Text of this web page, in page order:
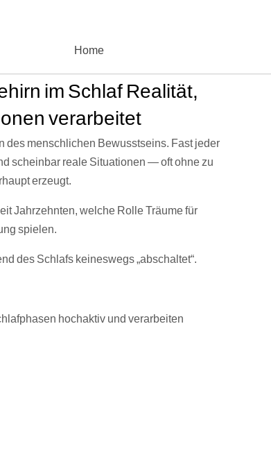
Home
im Schlaf Realität,
verarbeitet
des menschlichen Bewusstseins. Fast jeder
scheinbar reale Situationen — oft ohne zu
erzeugt.
Jahrzehnten, welche Rolle Träume für
spielen.
des Schlafs keineswegs „abschaltet“.
hochaktiv und verarbeiten